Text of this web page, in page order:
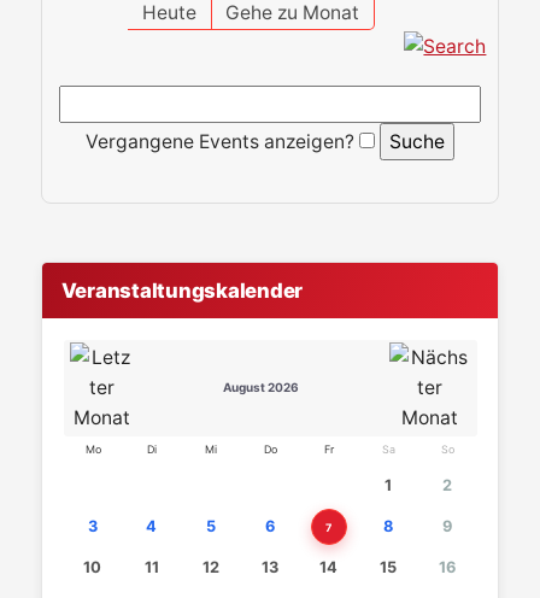
Heute
Gehe zu Monat
Vergangene Events anzeigen?
Veranstaltungskalender
August 2026
Mo Di Mi Do Fr Sa So
1 2
3 4 5 6 7 8 9
10 11 12 13 14 15 16